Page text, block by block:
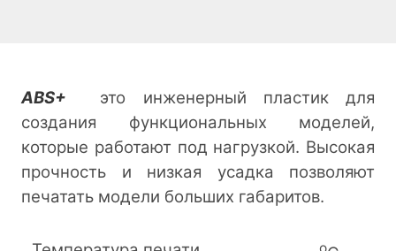
ABS+ это инженерный пластик для
создания функциональных моделей,
которые работают под нагрузкой. Высокая
прочность и низкая усадка позволяют
печатать модели больших габаритов.